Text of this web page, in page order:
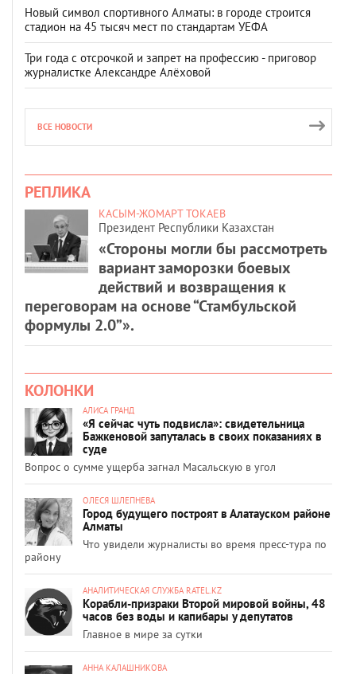
Новый символ спортивного Алматы: в городе строится
стадион на 45 тысяч мест по стандартам УЕФА
Три года с отсрочкой и запрет на профессию - приговор
журналистке Александре Алёховой
ВСЕ НОВОСТИ
РЕПЛИКА
КАСЫМ-ЖОМАРТ ТОКАЕВ
Президент Республики Казахстан
«Стороны могли бы рассмотреть
вариант заморозки боевых
действий и возвращения к
переговорам на основе “Стамбульской
формулы 2.0”».
КОЛОНКИ
АЛИСА ГРАНД
«Я сейчас чуть подвисла»: свидетельница
Бажкеновой запуталась в своих показаниях в
суде
Вопрос о сумме ущерба загнал Масальскую в угол
ОЛЕСЯ ШЛЕПНЕВА
Город будущего построят в Алатауском районе
Алматы
Что увидели журналисты во время пресс-тура по
району
АНАЛИТИЧЕСКАЯ СЛУЖБА RATEL.KZ
Корабли-призраки Второй мировой войны, 48
часов без воды и капибары у депутатов
Главное в мире за сутки
АННА КАЛАШНИКОВА